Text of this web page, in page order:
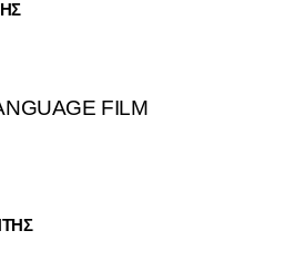
FILM